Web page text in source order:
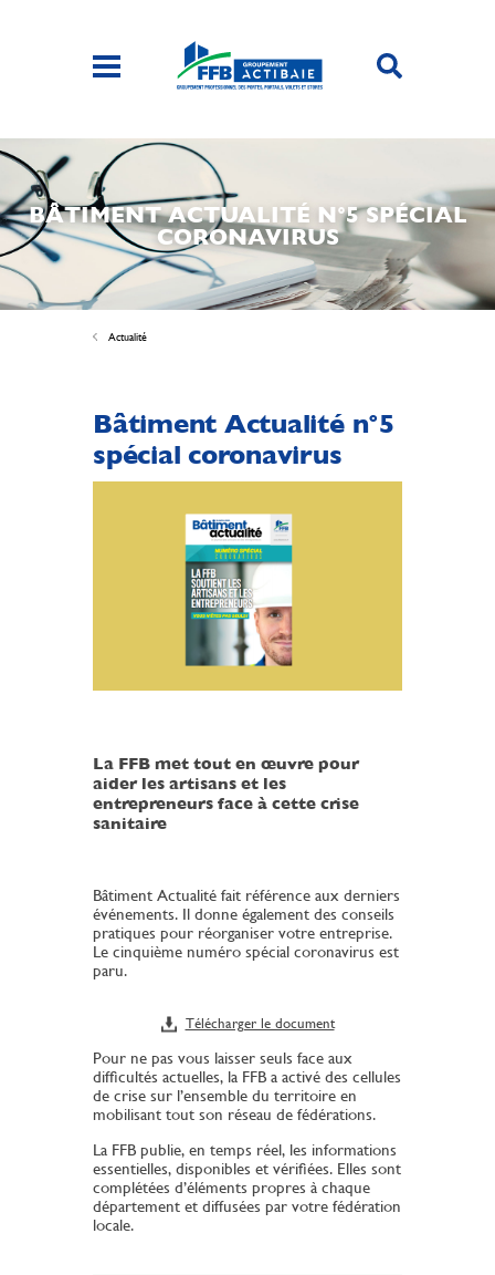
BÂTIMENT ACTUALITÉ N°5 SPÉCIAL
CORONAVIRUS
Actualité
Bâtiment Actualité n°5
spécial coronavirus
La FFB met tout en œuvre pour
aider les artisans et les
entrepreneurs face à cette crise
sanitaire
Bâtiment Actualité fait référence aux derniers
événements. Il donne également des conseils
pratiques pour réorganiser votre entreprise.
Le cinquième numéro spécial coronavirus est
paru.
Télécharger le document
Pour ne pas vous laisser seuls face aux
difficultés actuelles, la FFB a activé des cellules
de crise sur l’ensemble du territoire en
mobilisant tout son réseau de fédérations.
La FFB publie, en temps réel, les informations
essentielles, disponibles et vérifiées. Elles sont
complétées d’éléments propres à chaque
département et diffusées par votre fédération
locale.